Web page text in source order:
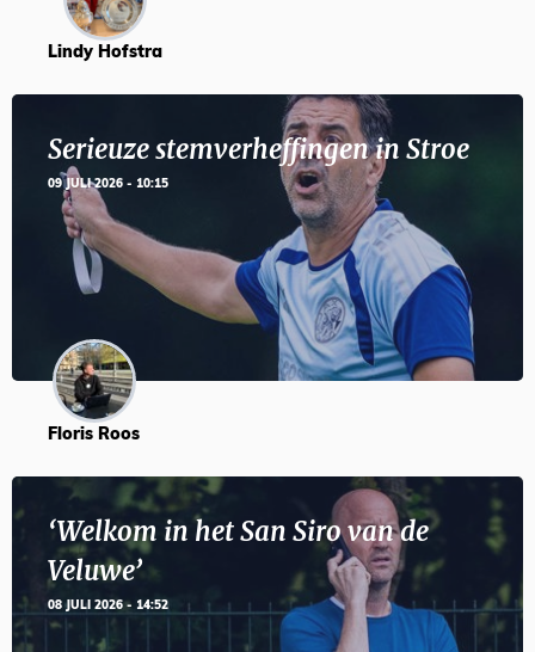
Lindy Hofstra
Serieuze stemverheffingen in Stroe
09 JULI 2026 - 10:15
Floris Roos
‘Welkom in het San Siro van de
Veluwe’
08 JULI 2026 - 14:52